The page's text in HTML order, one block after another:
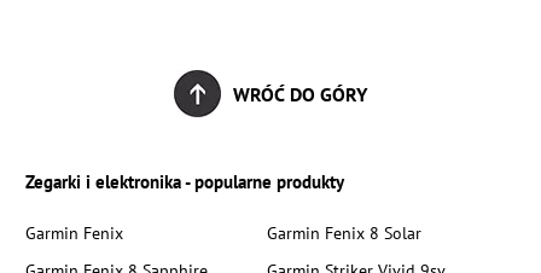
WRÓĆ DO GÓRY
Zegarki i elektronika - popularne produkty
Garmin Fenix
Garmin Fenix 8 Solar